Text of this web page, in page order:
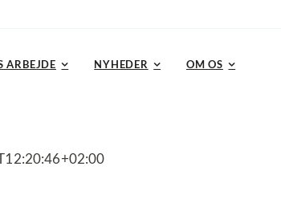
ARBEJDE NYHEDER OM OS